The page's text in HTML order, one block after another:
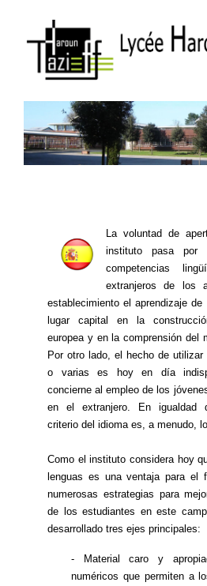
La voluntad de
instituto pasa por
competencias
extranjeros de los
establecimiento el aprendizaje
lugar capital en la
europea y en la comprensión del
Por otro lado, el hecho de utilizar
o varias es hoy en día
concierne al empleo de los
en el extranjero. En igualdad
criterio del idioma es, a menudo,
Como el instituto considera hoy
lenguas es una ventaja para el
numerosas estrategias para
de los estudiantes en este
desarrollado tres ejes principales:
- Material caro y
numéricos que permiten a